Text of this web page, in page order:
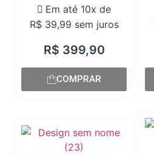
R$ 399,90
Em até 10x de
R$39,99 sem juros
COMPRAR